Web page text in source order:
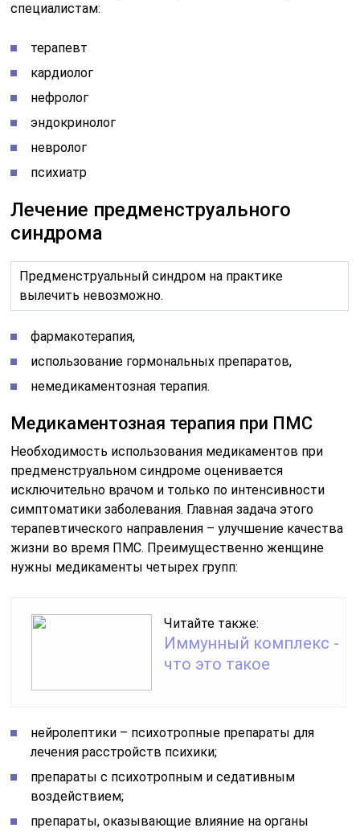
специалистам:
терапевт
кардиолог
нефролог
эндокринолог
невролог
психиатр
Лечение предменструального
синдрома
Предменструальный синдром на практике
вылечить невозможно.
фармакотерапия,
использование гормональных препаратов,
немедикаментозная терапия.
Медикаментозная терапия при ПМС
Необходимость использования медикаментов при
предменструальном синдроме оценивается
исключительно врачом и только по интенсивности
симптоматики заболевания. Главная задача этого
терапевтического направления – улучшение качества
жизни во время ПМС. Преимущественно женщине
нужны медикаменты четырех групп:
Читайте также:
Иммунный комплекс -
что это такое
нейролептики – психотропные препараты для
лечения расстройств психики;
препараты с психотропным и седативным
воздействием;
препараты, оказывающие влияние на органы